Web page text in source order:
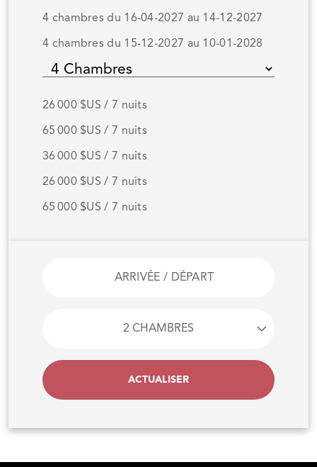
4 chambres du 16-04-2027 au 14-12-2027
4 chambres du 15-12-2027 au 10-01-2028
26 000 $US / 7 nuits
65 000 $US / 7 nuits
36 000 $US / 7 nuits
26 000 $US / 7 nuits
65 000 $US / 7 nuits
ACTUALISER